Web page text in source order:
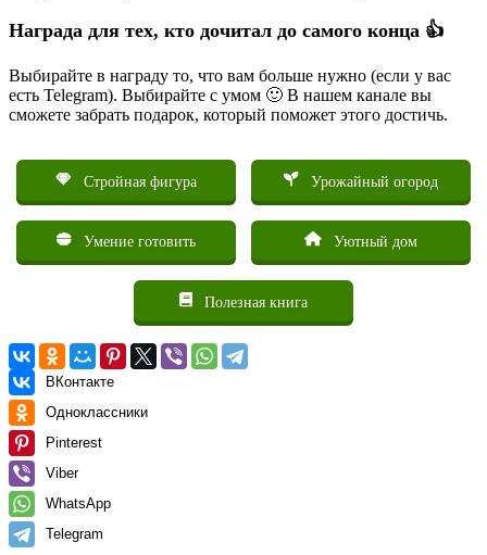
Награда для тех, кто дочитал до самого конца 👍
Выбирайте в награду то, что вам больше нужно (если у вас
есть Telegram). Выбирайте с умом 🙂 В нашем канале вы
сможете забрать подарок, который поможет этого достичь.
Стройная фигура Урожайный огород
Умение готовить Уютный дом
Полезная книга
ВКонтакте
Одноклассники
Pinterest
Viber
WhatsApp
Telegram